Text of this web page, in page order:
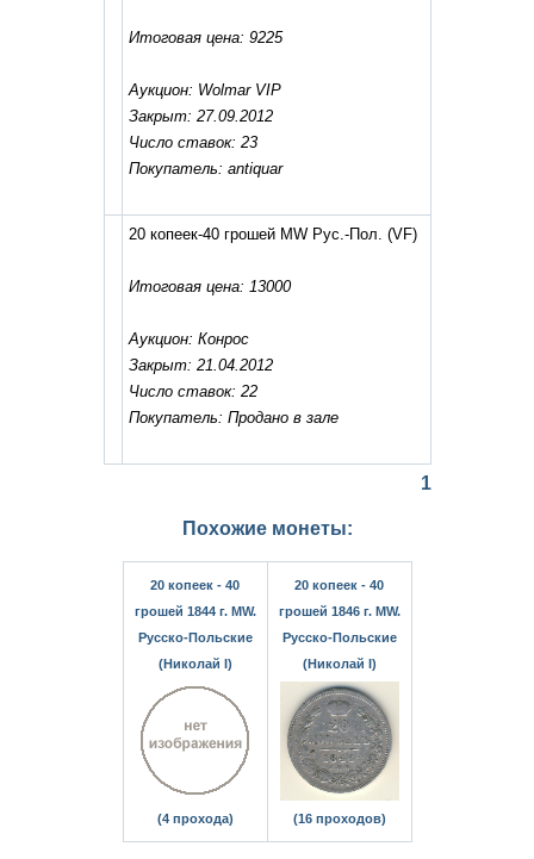
Итоговая цена: 9225
Аукцион: Wolmar VIP
Закрыт: 27.09.2012
Число ставок: 23
Покупатель: antiquar
20 копеек-40 грошей MW Рус.-Пол. (VF)
Итоговая цена: 13000
Аукцион: Конрос
Закрыт: 21.04.2012
Число ставок: 22
Покупатель: Продано в зале
1
Похожие монеты:
20 копеек - 40
грошей 1844 г. MW.
Русско-Польские
(Николай I)
(4 прохода)
20 копеек - 40
грошей 1846 г. MW.
Русско-Польские
(Николай I)
(16 проходов)